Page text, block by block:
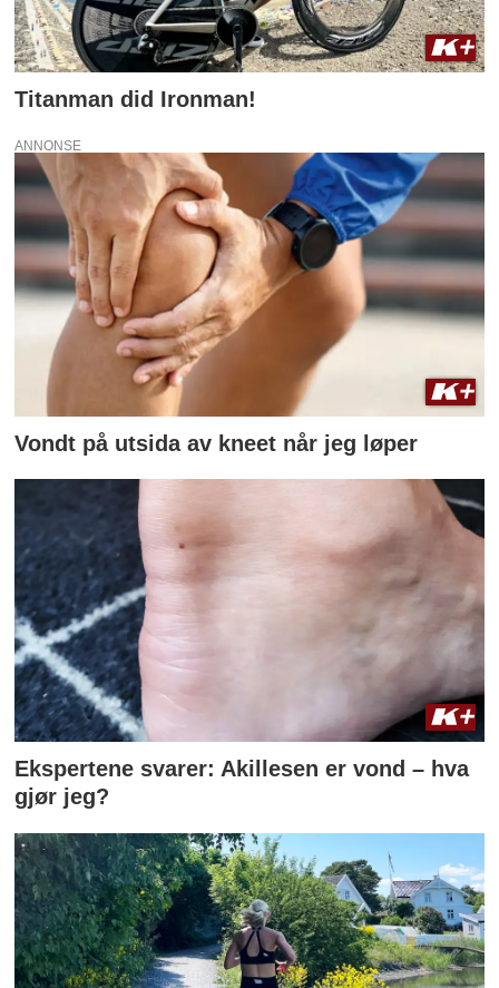
Titanman did Ironman!
ANNONSE
Vondt på utsida av kneet når jeg løper
Ekspertene svarer: Akillesen er vond – hva
gjør jeg?